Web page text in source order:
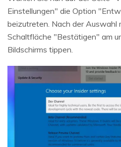
Einstellungen" die Option
beizutreten. Nach der Auswahl
Schaltfläche "Bestätigen" am
Bildschirms tippen.